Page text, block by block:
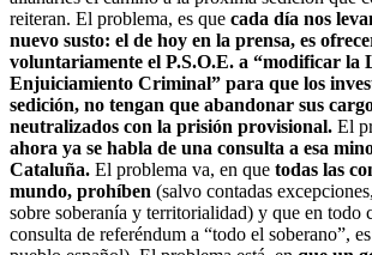
reiteran. El problema, es que cada día nos
nuevo susto: el de hoy en la prensa, es
voluntariamente el P.S.O.E. a “modificar la
Enjuiciamiento Criminal” para que los
sedición, no tengan que abandonar sus
neutralizados con la prisión provisional. El
ahora ya se habla de una consulta a esa
Cataluña. El problema va, en que todas las
mundo, prohíben (salvo contadas
sobre soberanía y territorialidad) y que en todo
consulta de referéndum a “todo el soberano”,